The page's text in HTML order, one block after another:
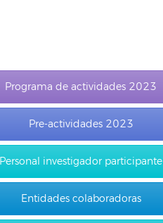
Programa de actividades 2023
Pre-actividades 2023
Personal investigador participante
Entidades colaboradoras